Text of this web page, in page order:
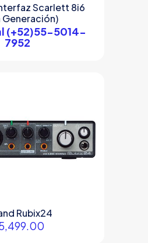
Scarlett 8i6
Generación)
(+52)55-5014-
7952
Rubix24